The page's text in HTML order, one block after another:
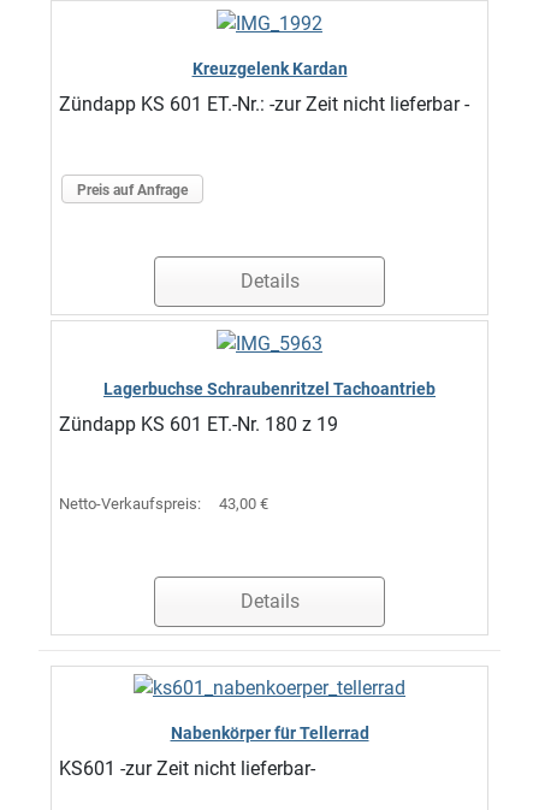
Kreuzgelenk Kardan
Zündapp KS 601 ET.-Nr.: -zur Zeit nicht lieferbar -
Preis auf Anfrage
Details
Lagerbuchse Schraubenritzel Tachoantrieb
Zündapp KS 601 ET.-Nr. 180 z 19
Netto-Verkaufspreis: 43,00 €
Details
Nabenkörper für Tellerrad
KS601 -zur Zeit nicht lieferbar-